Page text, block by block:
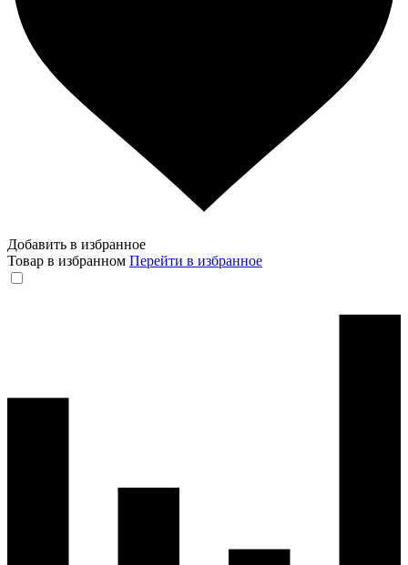
Добавить в избранное
Товар в избранном Перейти в избранное